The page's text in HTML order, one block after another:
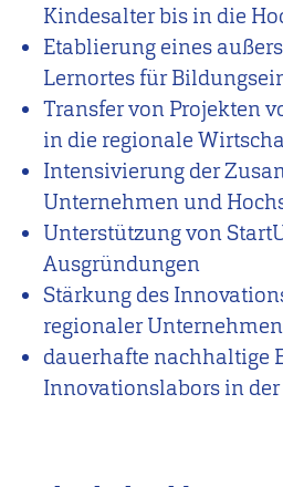
Kindesalter bis in die
Etablierung eines
Lernortes für
Transfer von Projekten
in die regionale
Intensivierung der
Unternehmen und
Unterstützung von
Ausgründungen
Stärkung des
regionaler Unternehmen
dauerhafte nachhaltige
Innovationslabors in